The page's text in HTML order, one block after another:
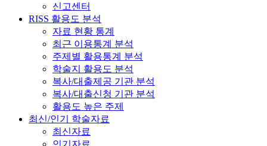
신고센터
RISS 활용도 분석
자료 현황 통계
최근 이용통계 분석
주제별 활용통계 분석
학술지 활용도 분석
복사/대출제공 기관 분석
복사/대출신청 기관 분석
활용도 높은 주제
최신/인기 학술자료
최신자료